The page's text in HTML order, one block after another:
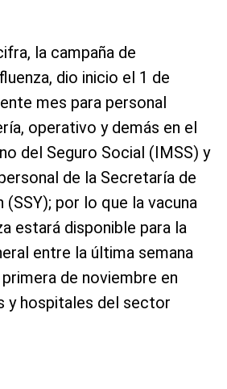
la campaña de
dio inicio el 1 de
mes para personal
operativo y demás en el
del Seguro Social (IMSS) y
de la Secretaría de
(SSY); por lo que la vacuna
estará disponible para la
entre la última semana
de noviembre en
y hospitales del sector